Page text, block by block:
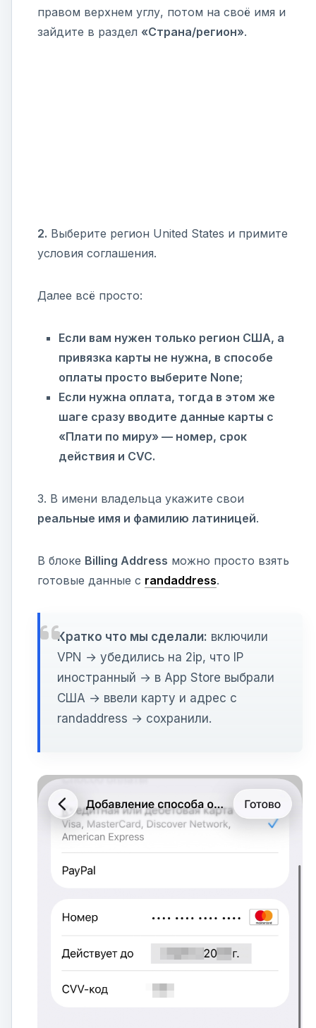
правом верхнем углу, потом на своё имя и
зайдите в раздел «Страна/регион».
2. Выберите регион United States и примите
условия соглашения.
Далее всё просто:
Если вам нужен только регион США, а
привязка карты не нужна, в способе
оплаты просто выберите None;
Если нужна оплата, тогда в этом же
шаге сразу вводите данные карты с
«Плати по миру» — номер, срок
действия и CVC.
3. В имени владельца укажите свои
реальные имя и фамилию латиницей.
В блоке Billing Address можно просто взять
готовые данные с randaddress.
Кратко что мы сделали: включили
VPN → убедились на 2ip, что IP
иностранный → в App Store выбрали
США → ввели карту и адрес с
randaddress → сохранили.